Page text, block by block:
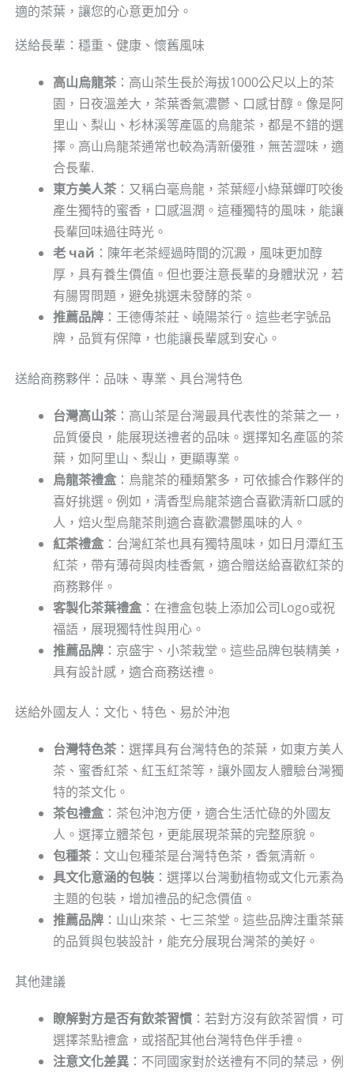
適的茶葉，讓您的心意更加分。
送給長輩：穩重、健康、懷舊風味
高山烏龍茶：高山茶生長於海拔1000公尺以上的茶
園，日夜溫差大，茶葉香氣濃鬱、口感甘醇。像是阿
里山、梨山、杉林溪等產區的烏龍茶，都是不錯的選
擇。高山烏龍茶通常也較為清新優雅，無苦澀味，適
合長輩.
東方美人茶：又稱白毫烏龍，茶葉經小綠葉蟬叮咬後
產生獨特的蜜香，口感溫潤。這種獨特的風味，能讓
長輩回味過往時光。
老 чай ：陳年老茶經過時間的沉澱，風味更加醇
厚，具有養生價值。但也要注意長輩的身體狀況，若
有腸胃問題，避免挑選未發酵的茶。
推薦品牌：王德傳茶莊、嶢陽茶行。這些老字號品
牌，品質有保障，也能讓長輩感到安心。
送給商務夥伴：品味、專業、具台灣特色
台灣高山茶：高山茶是台灣最具代表性的茶葉之一，
品質優良，能展現送禮者的品味。選擇知名產區的茶
葉，如阿里山、梨山，更顯專業。
烏龍茶禮盒：烏龍茶的種類繁多，可依據合作夥伴的
喜好挑選。例如，清香型烏龍茶適合喜歡清新口感的
人，焙火型烏龍茶則適合喜歡濃鬱風味的人。
紅茶禮盒：台灣紅茶也具有獨特風味，如日月潭紅玉
紅茶，帶有薄荷與肉桂香氣，適合贈送給喜歡紅茶的
商務夥伴。
客製化茶葉禮盒：在禮盒包裝上添加公司Logo或祝
福語，展現獨特性與用心。
推薦品牌：京盛宇、小茶栽堂。這些品牌包裝精美，
具有設計感，適合商務送禮。
送給外國友人：文化、特色、易於沖泡
台灣特色茶：選擇具有台灣特色的茶葉，如東方美人
茶、蜜香紅茶、紅玉紅茶等，讓外國友人體驗台灣獨
特的茶文化。
茶包禮盒：茶包沖泡方便，適合生活忙碌的外國友
人。選擇立體茶包，更能展現茶葉的完整原貌。
包種茶：文山包種茶是台灣特色茶，香氣清新。
具文化意涵的包裝：選擇以台灣動植物或文化元素為
主題的包裝，增加禮品的紀念價值。
推薦品牌：山山來茶、七三茶堂。這些品牌注重茶葉
的品質與包裝設計，能充分展現台灣茶的美好。
其他建議
瞭解對方是否有飲茶習慣：若對方沒有飲茶習慣，可
選擇茶點禮盒，或搭配其他台灣特色伴手禮。
注意文化差異：不同國家對於送禮有不同的禁忌，例